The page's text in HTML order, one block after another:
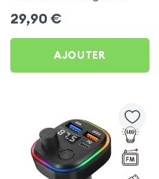
Voiture Noir 3mk Hyper
Car pour Honor 200 Lite
29,90 €
AJOUTER